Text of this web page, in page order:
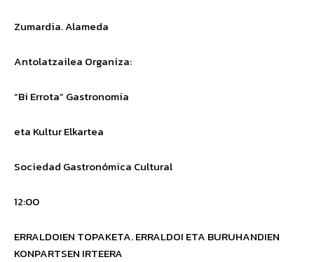
Zumardia.Alameda
Antolatzailea Organiza:
“Bi Errota” Gastronomia
eta Kultur Elkartea
Sociedad Gastronómica Cultural
12:00
ERRALDOIEN TOPAKETA. ERRALDOI ETA BURUHANDIEN
KONPARTSEN IRTEERA